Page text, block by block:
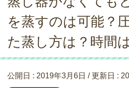
を蒸すのは可能？
た蒸し方は？時間
公開日 : 2019年3月6日 / 更新日 :